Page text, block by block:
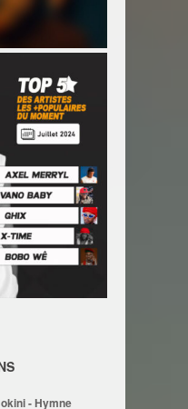
- Hymne